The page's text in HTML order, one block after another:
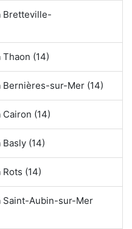
Bretteville-
(14)
sur-Mer (14)
(14)
(14)
(14)
Saint-Aubin-sur-Mer